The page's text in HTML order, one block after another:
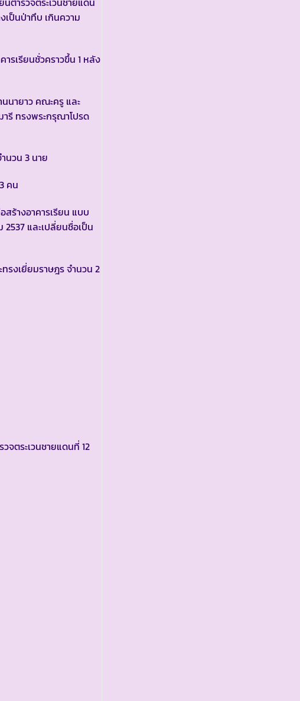
เป็นป่าทึบ เกินความ
รเรียนชั่วคราวขึ้น 1 หลัง
นายาว คณะครู และ
ารี ทรงพระกรุณาโปรด
นวน 3 นาย
คน
สร้างอาคารเรียน แบบ
และเปลี่ยนชื่อเป็น
รงเยี่ยมราษฎร จำนวน 2
ตระเวนชายแดนที่ 12